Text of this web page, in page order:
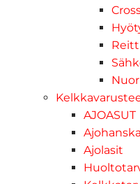
AJOASUT
Ajolasit